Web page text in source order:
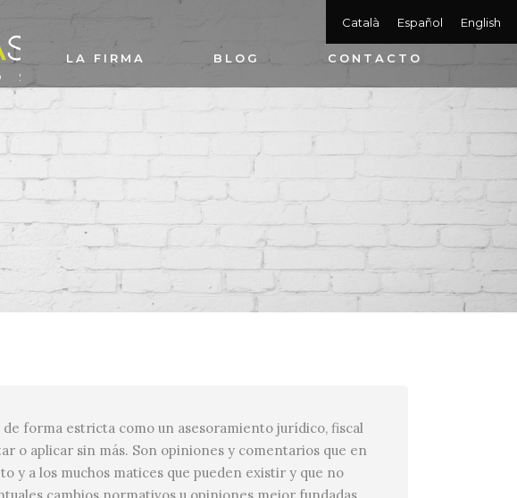
Català Español English
LA FIRMA BLOG CONTACTO
forma estricta como un asesoramiento jurídico, fiscal
o aplicar sin más. Son opiniones y comentarios que en
y a los muchos matices que pueden existir y que no